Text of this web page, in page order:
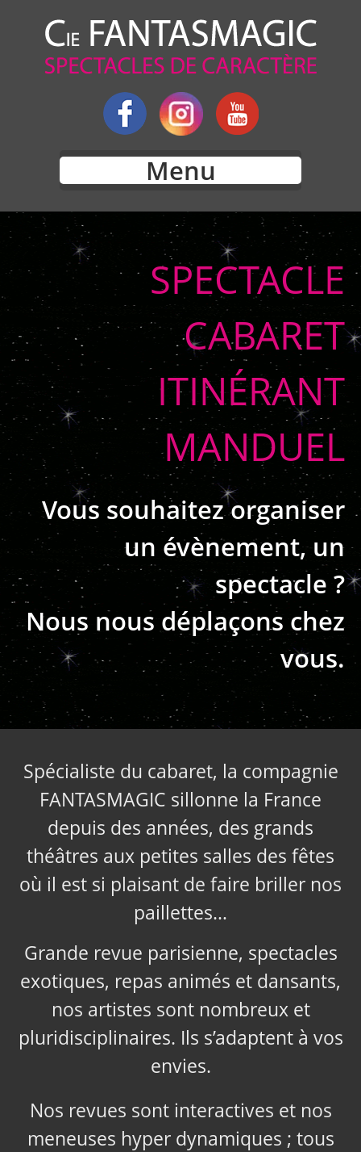
Menu
SPECTACLE
CABARET
ITINÉRANT
MANDUEL
Vous souhaitez organiser
un évènement, un
spectacle ?
Nous nous déplaçons chez
vous.
Spécialiste du cabaret, la compagnie
FANTASMAGIC sillonne la France
depuis des années, des grands
théâtres aux petites salles des fêtes
où il est si plaisant de faire briller nos
paillettes…
Grande revue parisienne, spectacles
exotiques, repas animés et dansants,
nos artistes sont nombreux et
pluridisciplinaires. Ils s’adaptent à vos
envies.
Nos revues sont interactives et nos
meneuses hyper dynamiques ; tous